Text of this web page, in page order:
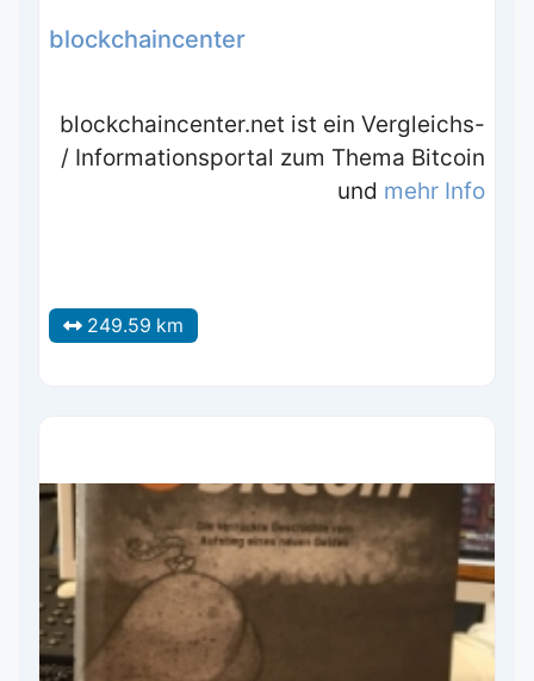
blockchaincenter
blockchaincenter.net ist ein Vergleichs-
/ Informationsportal zum Thema Bitcoin
und mehr Info
249.59 km